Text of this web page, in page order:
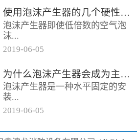
使用泡沫产生器的几个硬性要求
泡沫产生器即使低倍数的空气泡
沫...
消防领域当中泡沫产生器起到的
作用颇大，而且它的保存也相对
容易，...
2019-06-05
为什么泡沫产生器会成为主流灭火产品呢
泡沫产生器是一种水平固定的安
装...
2019-06-05